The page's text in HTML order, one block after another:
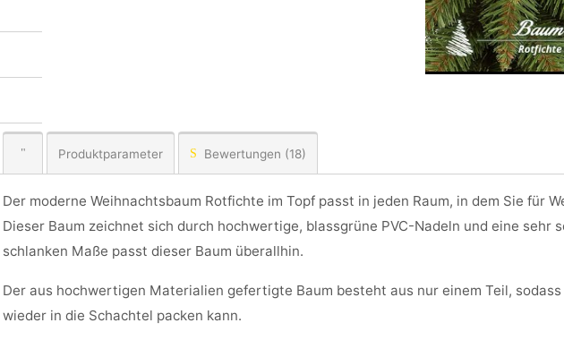
Produktparameter Bewertungen (18)
Der moderne Weihnachtsbaum Rotfichte im Topf passt in jeden Raum, in dem Sie für
Dieser Baum zeichnet sich durch hochwertige, blassgrüne PVC-Nadeln und eine sehr
schlanken Maße passt dieser Baum überallhin.
Der aus hochwertigen Materialien gefertigte Baum besteht aus nur einem Teil,
wieder in die Schachtel packen kann.